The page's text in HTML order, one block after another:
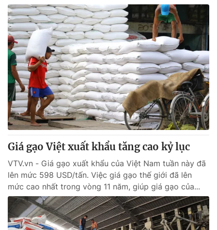
Giá gạo Việt xuất khẩu tăng cao kỷ lục
VTV.vn - Giá gạo xuất khẩu của Việt Nam tuần này đã
lên mức 598 USD/tấn. Việc giá gạo thế giới đã lên
mức cao nhất trong vòng 11 năm, giúp giá gạo của...